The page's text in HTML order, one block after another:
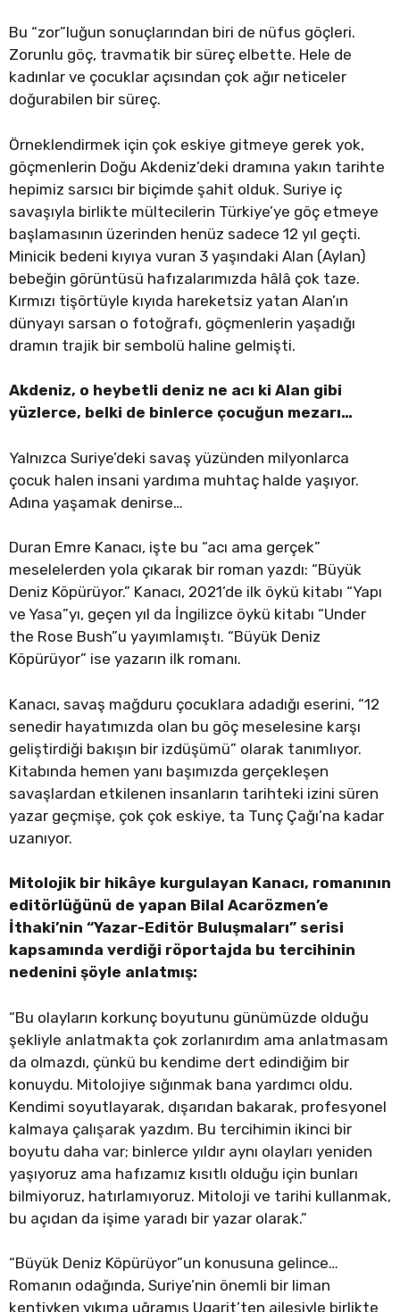
Bu “zor”luğun sonuçlarından biri de nüfus göçleri.
Zorunlu göç, travmatik bir süreç elbette. Hele de
kadınlar ve çocuklar açısından çok ağır neticeler
doğurabilen bir süreç.
Örneklendirmek için çok eskiye gitmeye gerek yok,
göçmenlerin Doğu Akdeniz’deki dramına yakın tarihte
hepimiz sarsıcı bir biçimde şahit olduk. Suriye iç
savaşıyla birlikte mültecilerin Türkiye’ye göç etmeye
başlamasının üzerinden henüz sadece 12 yıl geçti.
Minicik bedeni kıyıya vuran 3 yaşındaki Alan (Aylan)
bebeğin görüntüsü hafızalarımızda hâlâ çok taze.
Kırmızı tişörtüyle kıyıda hareketsiz yatan Alan’ın
dünyayı sarsan o fotoğrafı, göçmenlerin yaşadığı
dramın trajik bir sembolü haline gelmişti.
Akdeniz, o heybetli deniz ne acı ki Alan gibi
yüzlerce, belki de binlerce çocuğun mezarı…
Yalnızca Suriye’deki savaş yüzünden milyonlarca
çocuk halen insani yardıma muhtaç halde yaşıyor.
Adına yaşamak denirse…
Duran Emre Kanacı, işte bu “acı ama gerçek”
meselelerden yola çıkarak bir roman yazdı: “Büyük
Deniz Köpürüyor.” Kanacı, 2021’de ilk öykü kitabı “Yapı
ve Yasa”yı, geçen yıl da İngilizce öykü kitabı “Under
the Rose Bush”u yayımlamıştı. “Büyük Deniz
Köpürüyor” ise yazarın ilk romanı.
Kanacı, savaş mağduru çocuklara adadığı eserini, “12
senedir hayatımızda olan bu göç meselesine karşı
geliştirdiği bakışın bir izdüşümü” olarak tanımlıyor.
Kitabında hemen yanı başımızda gerçekleşen
savaşlardan etkilenen insanların tarihteki izini süren
yazar geçmişe, çok çok eskiye, ta Tunç Çağı’na kadar
uzanıyor.
Mitolojik bir hikâye kurgulayan Kanacı, romanının
editörlüğünü de yapan Bilal Acarözmen’e
İthaki’nin “Yazar-Editör Buluşmaları” serisi
kapsamında verdiği röportajda bu tercihinin
nedenini şöyle anlatmış:
“Bu olayların korkunç boyutunu günümüzde olduğu
şekliyle anlatmakta çok zorlanırdım ama anlatmasam
da olmazdı, çünkü bu kendime dert edindiğim bir
konuydu. Mitolojiye sığınmak bana yardımcı oldu.
Kendimi soyutlayarak, dışarıdan bakarak, profesyonel
kalmaya çalışarak yazdım. Bu tercihimin ikinci bir
boyutu daha var; binlerce yıldır aynı olayları yeniden
yaşıyoruz ama hafızamız kısıtlı olduğu için bunları
bilmiyoruz, hatırlamıyoruz. Mitoloji ve tarihi kullanmak,
bu açıdan da işime yaradı bir yazar olarak.”
“Büyük Deniz Köpürüyor”un konusuna gelince…
Romanın odağında, Suriye’nin önemli bir liman
kentiyken yıkıma uğramış Ugarit’ten ailesiyle birlikte